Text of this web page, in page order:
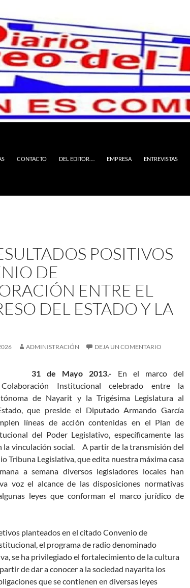
CONTACTO DEL EDITOR…. EMPRESA ENTREVISTAS
POSITIVOS
DE
ENTRE EL
DEL ESTADO Y LA
ADMINISTRACIÓN DEJA UN COMENTARIO
31 de Mayo 2013.- En el marco del
Institucional celebrado entre la
de Nayarit y la Trigésima Legislatura al
que preside el Diputado Armando García
líneas de acción contenidas en el Plan de
del Poder Legislativo, específicamente las
la vinculación social.A partir de la transmisión del
Tribuna Legislativa, que edita nuestra máxima casa
a semana diversos legisladores locales han
voz el alcance de las disposiciones normativas
leyes que conforman el marco jurídico de
planteados en el citado Convenio de
el programa de radio denominado
se ha privilegiado el fortalecimiento de la cultura
de dar a conocer a la sociedad nayarita los
que se contienen en diversas leyes